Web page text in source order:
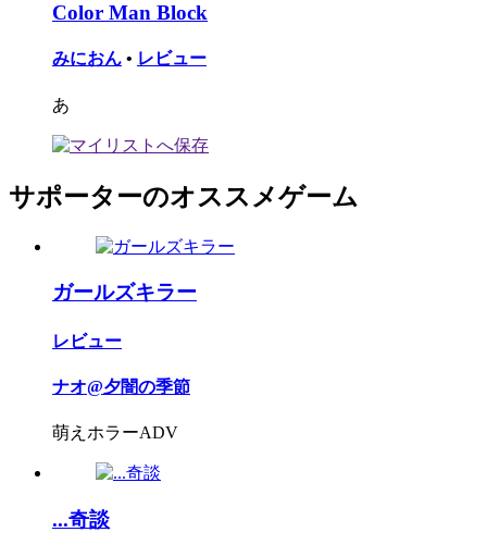
Color Man Block
みにおん • レビュー
あ
サポーターのオススメゲーム
ガールズキラー
レビュー
ナオ@夕闇の季節
萌えホラーADV
...奇談